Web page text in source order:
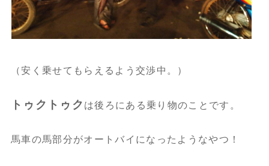
（安く乗せてもらえるよう交渉中。）
トゥクトゥク は後ろにある乗り物のことです。
馬車の馬部分がオートバイになったようなやつ！